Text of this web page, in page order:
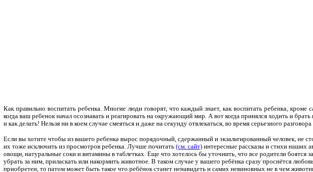
Как правильно воспитать ребенка. Многие люди говорят, что каждый знает, как воспитать ребенка,
когда ваш ребенок начал осознавать и реагировать на окружающий мир. А вот когда принялся ходить и
и как делать! Нельзя ни в коем случае смеяться и даже на секунду отвлекаться, во время серьезного
Если вы хотите чтобы из вашего ребенка вырос порядочный, сдержанный и экзальтированный человек, не
их тоже исключить из просмотров ребенка. Лучше почитать (см. сайт) интересные рассказы и стихи наших
овощи, натуральные соки и витамины в таблетках. Еще что хотелось бы уточнить, что все родители
убрать за ним, приласкать или накормить животное. В таком случае у вашего ребёнка сразу проснётся
приобретен, то патом может быть такое что ребёнок станет ненавидеть и самих невиновных не в чем